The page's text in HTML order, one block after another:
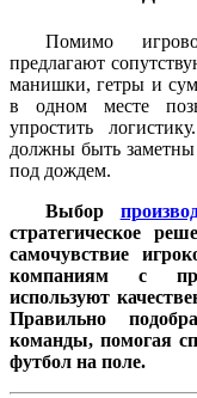
Помимо
предлагают
манишки, гетры и
в одном месте
упростить
должны быть заметны
под дождем.
Выбор
стратегическое
самочувствие
компаниям с
используют
Правильно
команды, помогая
футбол на поле.